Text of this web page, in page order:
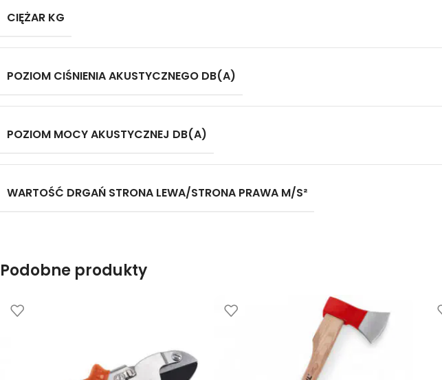
CIĘŻAR KG
POZIOM CIŚNIENIA AKUSTYCZNEGO DB(A)
POZIOM MOCY AKUSTYCZNEJ DB(A)
WARTOŚĆ DRGAŃ STRONA LEWA/STRONA PRAWA M/S²
Podobne produkty